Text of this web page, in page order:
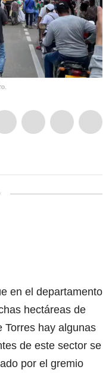
en el departamento
hectáreas de
Torres hay algunas
de este sector se
por el gremio